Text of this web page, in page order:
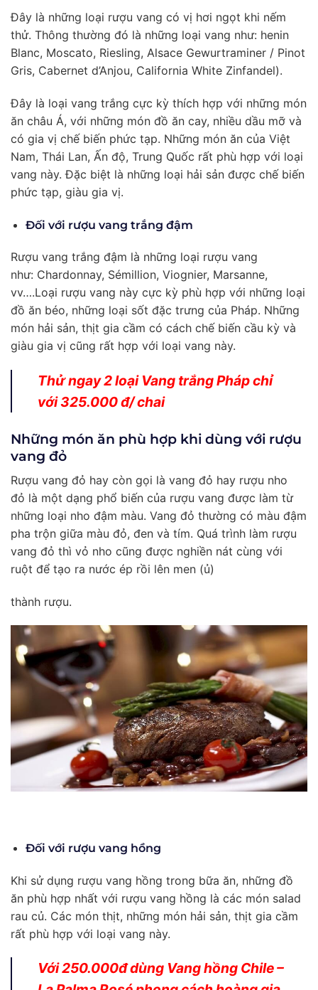
Đây là những loại rượu vang có vị hơi ngọt khi nếm
thử. Thông thường đó là những loại vang như: henin
Blanc, Moscato, Riesling, Alsace Gewurtraminer / Pinot
Gris, Cabernet d’Anjou, California White Zinfandel).
Đây là loại vang trắng cực kỳ thích hợp với những món
ăn châu Á, với những món đồ ăn cay, nhiều dầu mỡ và
có gia vị chế biến phức tạp. Những món ăn của Việt
Nam, Thái Lan, Ấn độ, Trung Quốc rất phù hợp với loại
vang này. Đặc biệt là những loại hải sản được chế biến
phức tạp, giàu gia vị.
Đối với rượu vang trắng đậm
Rượu vang trắng đậm là những loại rượu vang
như: Chardonnay, Sémillion, Viognier, Marsanne,
vv….Loại rượu vang này cực kỳ phù hợp với những loại
đồ ăn béo, những loại sốt đặc trưng của Pháp. Những
món hải sản, thịt gia cầm có cách chế biến cầu kỳ và
giàu gia vị cũng rất hợp với loại vang này.
Thử ngay 2 loại Vang trắng Pháp chỉ
với 325.000 đ/ chai
Những món ăn phù hợp khi dùng với rượu
vang đỏ
Rượu vang đỏ hay còn gọi là vang đỏ hay rượu nho
đỏ là một dạng phổ biến của rượu vang được làm từ
những loại nho đậm màu. Vang đỏ thường có màu đậm
pha trộn giữa màu đỏ, đen và tím. Quá trình làm rượu
vang đỏ thì vỏ nho cũng được nghiền nát cùng với
ruột để tạo ra nước ép rồi lên men (ủ)
thành rượu.
Đối với rượu vang hồng
Khi sử dụng rượu vang hồng trong bữa ăn, những đồ
ăn phù hợp nhất với rượu vang hồng là các món salad
rau củ. Các món thịt, những món hải sản, thịt gia cầm
rất phù hợp với loại vang này.
Với 250.000đ dùng Vang hồng Chile –